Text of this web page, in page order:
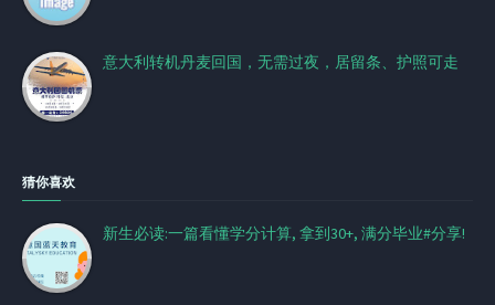
意大利转机丹麦回国，无需过夜，居留条、护照可走
猜你喜欢
新生必读:一篇看懂学分计算, 拿到30+, 满分毕业#分享!